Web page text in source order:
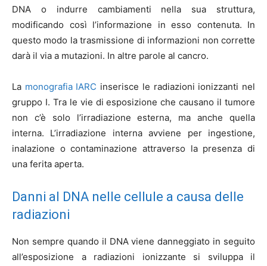
DNA o indurre cambiamenti nella sua struttura,
modificando così l’informazione in esso contenuta. In
questo modo la trasmissione di informazioni non corrette
darà il via a mutazioni. In altre parole al cancro.
La monografia IARC inserisce le radiazioni ionizzanti nel
gruppo I. Tra le vie di esposizione che causano il tumore
non c’è solo l’irradiazione esterna, ma anche quella
interna. L’irradiazione interna avviene per ingestione,
inalazione o contaminazione attraverso la presenza di
una ferita aperta.
Danni al DNA nelle cellule a causa delle
radiazioni
Non sempre quando il DNA viene danneggiato in seguito
all’esposizione a radiazioni ionizzante si sviluppa il